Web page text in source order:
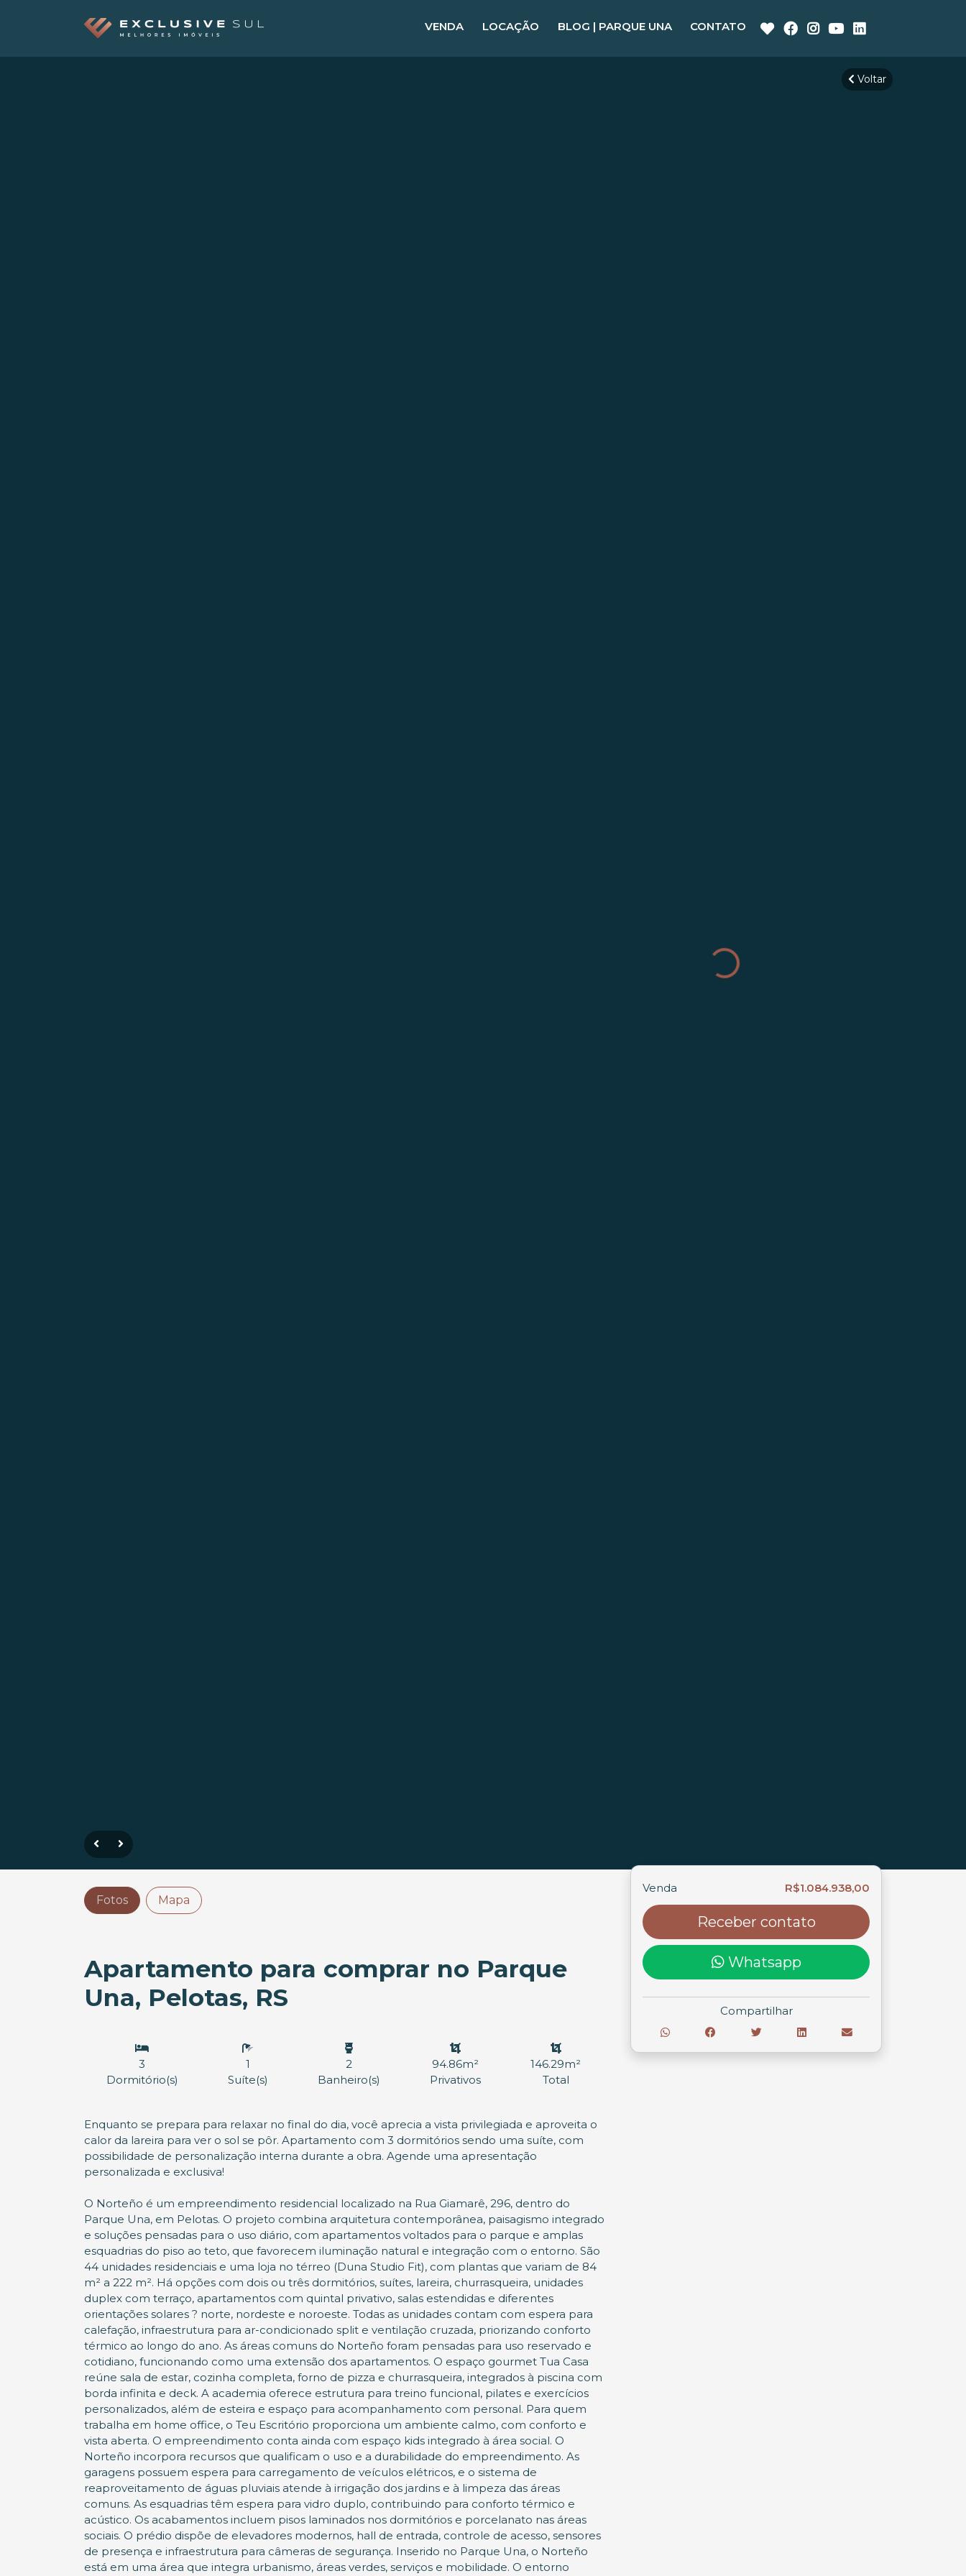
VENDA LOCAÇÃO BLOG | PARQUE UNA CONTATO
Voltar
Fotos Mapa
Apartamento para comprar no Parque
Una, Pelotas, RS
3
Dormitório(s)
1
Suíte(s)
2
Banheiro(s)
94.86m²
Privativos
146.29m²
Total
Enquanto se prepara para relaxar no final do dia, você aprecia a vista privilegiada e aproveita o
calor da lareira para ver o sol se pôr. Apartamento com 3 dormitórios sendo uma suíte, com
possibilidade de personalização interna durante a obra. Agende uma apresentação
personalizada e exclusiva!
O Norteño é um empreendimento residencial localizado na Rua Giamarê, 296, dentro do
Parque Una, em Pelotas. O projeto combina arquitetura contemporânea, paisagismo integrado
e soluções pensadas para o uso diário, com apartamentos voltados para o parque e amplas
esquadrias do piso ao teto, que favorecem iluminação natural e integração com o entorno. São
44 unidades residenciais e uma loja no térreo (Duna Studio Fit), com plantas que variam de 84
m² a 222 m². Há opções com dois ou três dormitórios, suítes, lareira, churrasqueira, unidades
duplex com terraço, apartamentos com quintal privativo, salas estendidas e diferentes
orientações solares ? norte, nordeste e noroeste. Todas as unidades contam com espera para
calefação, infraestrutura para ar-condicionado split e ventilação cruzada, priorizando conforto
térmico ao longo do ano. As áreas comuns do Norteño foram pensadas para uso reservado e
cotidiano, funcionando como uma extensão dos apartamentos. O espaço gourmet Tua Casa
reúne sala de estar, cozinha completa, forno de pizza e churrasqueira, integrados à piscina com
borda infinita e deck. A academia oferece estrutura para treino funcional, pilates e exercícios
personalizados, além de esteira e espaço para acompanhamento com personal. Para quem
trabalha em home office, o Teu Escritório proporciona um ambiente calmo, com conforto e
vista aberta. O empreendimento conta ainda com espaço kids integrado à área social. O
Norteño incorpora recursos que qualificam o uso e a durabilidade do empreendimento. As
garagens possuem espera para carregamento de veículos elétricos, e o sistema de
reaproveitamento de águas pluviais atende à irrigação dos jardins e à limpeza das áreas
comuns. As esquadrias têm espera para vidro duplo, contribuindo para conforto térmico e
acústico. Os acabamentos incluem pisos laminados nos dormitórios e porcelanato nas áreas
sociais. O prédio dispõe de elevadores modernos, hall de entrada, controle de acesso, sensores
de presença e infraestrutura para câmeras de segurança. Inserido no Parque Una, o Norteño
está em uma área que integra urbanismo, áreas verdes, serviços e mobilidade. O entorno
Venda R$1.084.938,00
Receber contato
Whatsapp
Compartilhar